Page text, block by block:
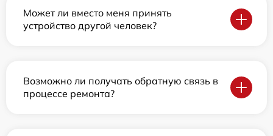
Может ли вместо меня принять
устройство другой человек?
Возможно ли получать обратную связь в
процессе ремонта?